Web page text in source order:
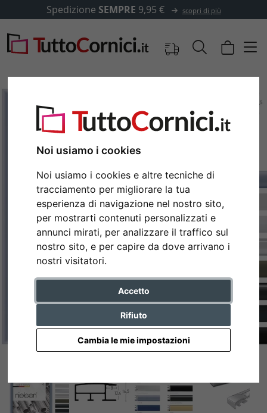
Noi usiamo i cookies
Noi usiamo i cookies e altre tecniche di
tracciamento per migliorare la tua
esperienza di navigazione nel nostro sito,
per mostrarti contenuti personalizzati e
annunci mirati, per analizzare il traffico sul
nostro sito, e per capire da dove arrivano i
nostri visitatori.
Accetto
Rifiuto
Cambia le mie impostazioni
Spedizione SEMPRE 9,95 € scopri di più
Indietro